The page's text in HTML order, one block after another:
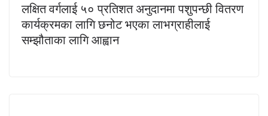
लक्षित वर्गलाई ५० प्रतिशत अनुदानमा पशुपन्छी वितरण
कार्यक्रमका लागि छनोट भएका लाभग्राहीलाई
सम्झौताका लागि आह्वान